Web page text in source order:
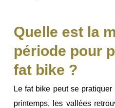
Quelle est la
période pour
fat bike ?
Le fat bike peut se pratiquer
printemps, les vallées